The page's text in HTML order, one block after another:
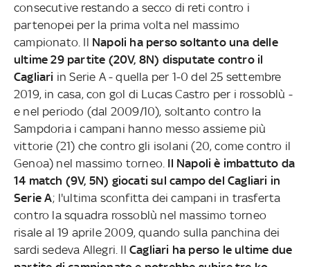
consecutive restando a secco di reti contro i
partenopei per la prima volta nel massimo
campionato. Il Napoli ha perso soltanto una delle
ultime 29 partite (20V, 8N) disputate contro il
Cagliari in Serie A - quella per 1-0 del 25 settembre
2019, in casa, con gol di Lucas Castro per i rossoblù -
e nel periodo (dal 2009/10), soltanto contro la
Sampdoria i campani hanno messo assieme più
vittorie (21) che contro gli isolani (20, come contro il
Genoa) nel massimo torneo. Il Napoli è imbattuto da
14 match (9V, 5N) giocati sul campo del Cagliari in
Serie A; l'ultima sconfitta dei campani in trasferta
contro la squadra rossoblù nel massimo torneo
risale al 19 aprile 2009, quando sulla panchina dei
sardi sedeva Allegri. Il Cagliari ha perso le ultime due